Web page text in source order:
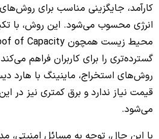
کارآمد، جایگزینی مناسب برای
انرژی محسوب می‌شود. این روش، با
گسترده‌تری را برای کاربران فراهم
روش‌های استخراج، ماینینگ با هارد
قیمت نیاز ندارد و برق کمتری نیز
می‌شود.
با این حال، توجه به مسائل امنیتی،